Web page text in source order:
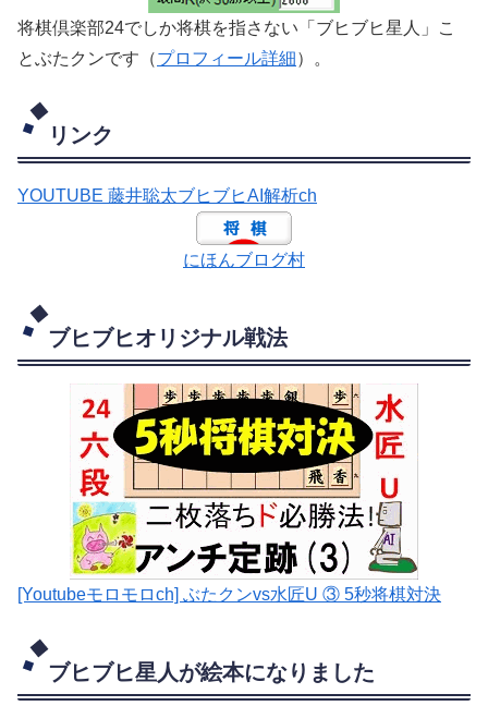
将棋倶楽部24でしか将棋を指さない「ブヒブヒ星人」こ
とぶたクンです（プロフィール詳細）。
リンク
YOUTUBE 藤井聡太ブヒブヒAI解析ch
にほんブログ村
ブヒブヒオリジナル戦法
[Youtubeモロモロch] ぶたクンvs水匠U ③ 5秒将棋対決
ブヒブヒ星人が絵本になりました